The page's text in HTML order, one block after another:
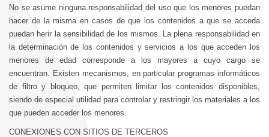
No se asume ninguna responsabilidad del uso que los menores puedan
hacer de la misma en casos de que los contenidos a que se acceda
puedan herir la sensibilidad de los mismos. La plena responsabilidad en
la determinación de los contenidos y servicios a los que acceden los
menores de edad corresponde a los mayores a cuyo cargo se
encuentran. Existen mecanismos, en particular programas informáticos
de filtro y bloqueo, que permiten limitar los contenidos disponibles,
siendo de especial utilidad para controlar y restringir los materiales a los
que pueden acceder los menores.
CONEXIONES CON SITIOS DE TERCEROS